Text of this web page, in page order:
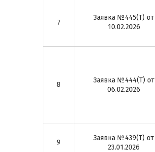
7
Заявка №445(Т) от
10.02.2026
8
Заявка №444(Т) от
06.02.2026
9
Заявка №439(Т) от
23.01.2026